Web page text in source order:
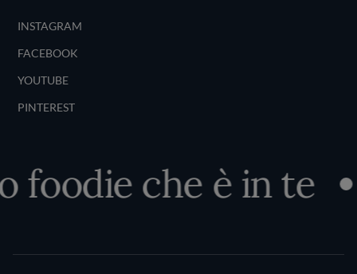
INSTAGRAM
FACEBOOK
YOUTUBE
PINTEREST
che è in te